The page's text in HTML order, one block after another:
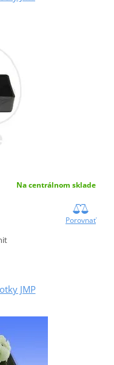
Na centrálnom sklade
Porovnať
JMP